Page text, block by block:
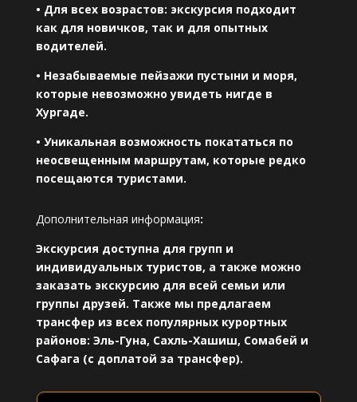
• Для всех возрастов: экскурсия подходит
как для новичков, так и для опытных
водителей.
• Незабываемые пейзажи пустыни и моря,
которые невозможно увидеть нигде в
Хургаде.
• Уникальная возможность покататься по
неосвещенным маршрутам, которые редко
посещаются туристами.
Дополнительная информация:
Экскурсия доступна для групп и
индивидуальных туристов, а также можно
заказать экскурсию для всей семьи или
группы друзей. Также мы предлагаем
трансфер из всех популярных курортных
районов: Эль-Гуна, Сахль-Хашиш, Сомабей и
Сафага (с доплатой за трансфер).